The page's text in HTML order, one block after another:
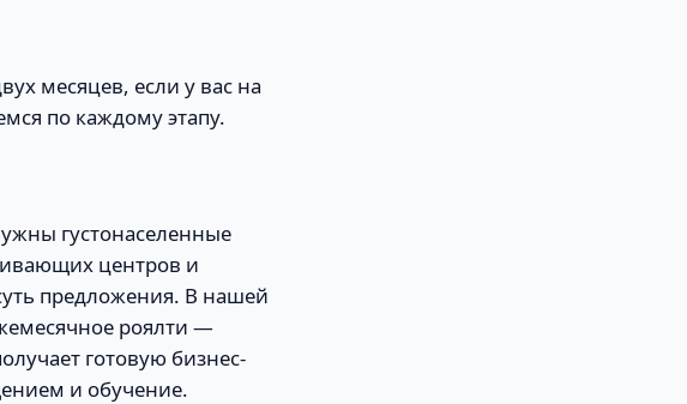
месяцев, если у вас на
по каждому этапу.
густонаселенные
центров и
предложения. В нашей
роялти —
готовую бизнес-
и обучение.